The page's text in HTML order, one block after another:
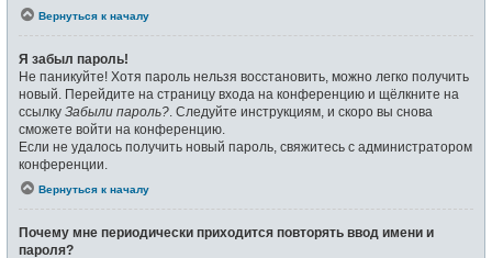
Вернуться к началу
Я забыл пароль!
Не паникуйте! Хотя пароль нельзя восстановить, можно легко получить
новый. Перейдите на страницу входа на конференцию и щёлкните на
ссылку Забыли пароль? . Следуйте инструкциям, и скоро вы снова
сможете войти на конференцию.
Если не удалось получить новый пароль, свяжитесь с администратором
конференции.
Вернуться к началу
Почему мне периодически приходится повторять ввод имени и
пароля?